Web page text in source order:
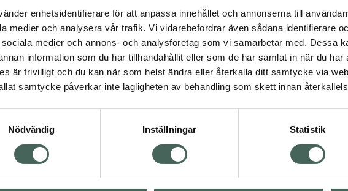
enhetsidentifierare för att anpassa innehållet och annonserna till
medier och analysera vår trafik. Vi vidarebefordrar även sådana identifierare
medier och annons- och analysföretag som vi samarbetar med. Dessa
information som du har tillhandahållit eller som de har samlat in när du
är frivilligt och du kan när som helst ändra eller återkalla ditt samtycke via
samtycke påverkar inte lagligheten av behandling som skett innan
Nödvändig
Inställningar Statistik
Aktuella
dig. Du hittar oss från Skåne i syd
i mobilen och på datorn.
vårt uppdrag att hjälpa just dig